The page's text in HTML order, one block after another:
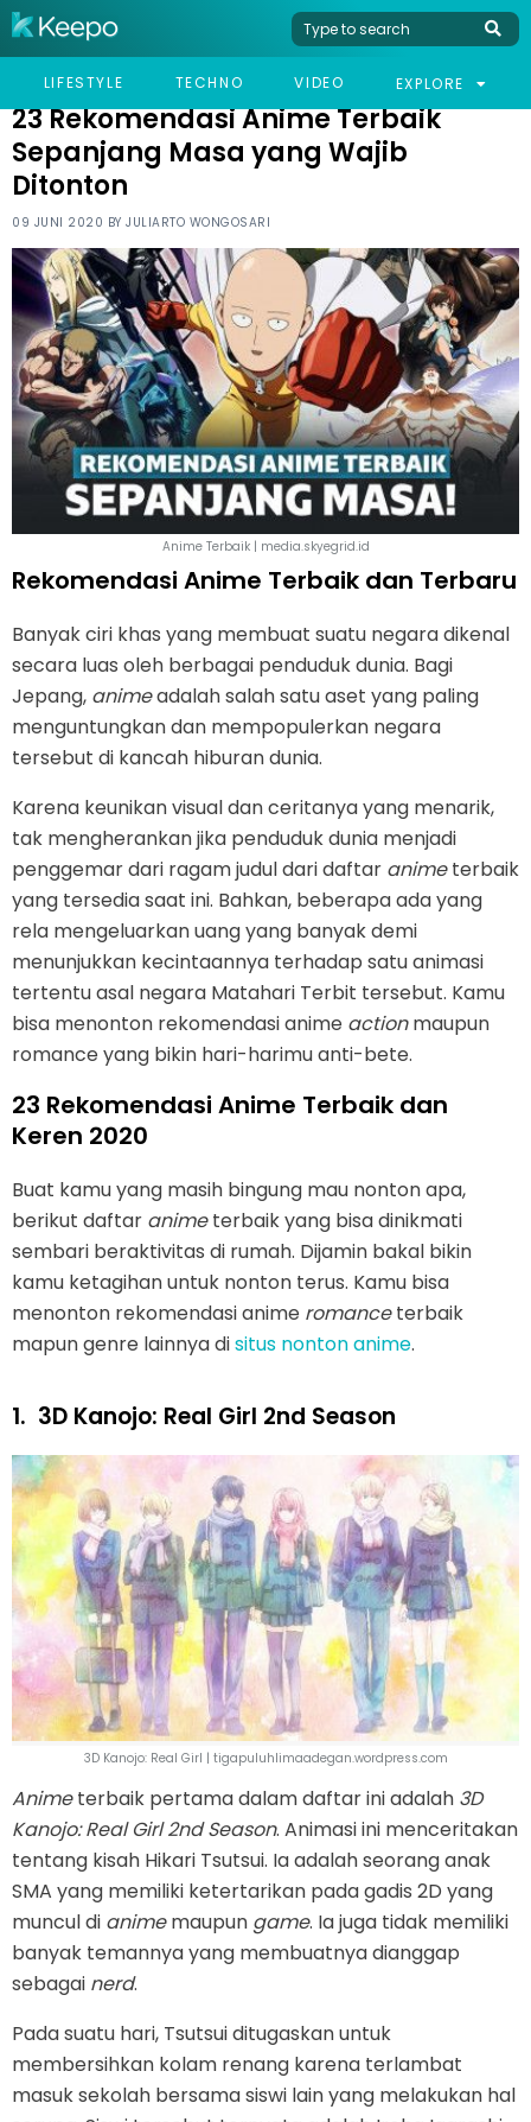
LIFESTYLE TECHNO VIDEO EXPLORE
HOME LIFESTYLE
23 REKOMENDASI ANIME TERBAIK SEPANJANG MASA YANG
23 Rekomendasi Anime Terbaik
Sepanjang Masa yang Wajib
Ditonton
09 JUNI 2020 BY JULIARTO WONGOSARI
Anime Terbaik | media.skyegrid.id
Rekomendasi Anime Terbaik dan Terbaru
Banyak ciri khas yang membuat suatu negara dikenal
secara luas oleh berbagai penduduk dunia. Bagi
Jepang, animeadalah salah satu aset yang paling
menguntungkan dan mempopulerkan negara
tersebut di kancah hiburan dunia.
Karena keunikan visual dan ceritanya yang menarik,
tak mengherankan jika penduduk dunia menjadi
penggemar dari ragam judul dari daftar animeterbaik
yang tersedia saat ini. Bahkan, beberapa ada yang
rela mengeluarkan uang yang banyak demi
menunjukkan kecintaannya terhadap satu animasi
tertentu asal negara Matahari Terbit tersebut. Kamu
bisa menonton rekomendasi anime actionmaupun
romance yang bikin hari-harimu anti-bete.
23 Rekomendasi Anime Terbaik dan
Keren 2020
Buat kamu yang masih bingung mau nonton apa,
berikut daftar animeterbaik yang bisa dinikmati
sembari beraktivitas di rumah. Dijamin bakal bikin
kamu ketagihan untuk nonton terus. Kamu bisa
menonton rekomendasi anime romanceterbaik
mapun genre lainnya disitus nonton anime.
1. 3D Kanojo: Real Girl 2nd Season
3D Kanojo: Real Girl | tigapuluhlimaadegan.wordpress.com
Animeterbaik pertama dalam daftar ini adalah 3D
Kanojo: Real Girl 2nd Season. Animasi ini menceritakan
tentang kisah Hikari Tsutsui. Ia adalah seorang anak
SMA yang memiliki ketertarikan pada gadis 2D yang
muncul di animemaupun game. Ia juga tidak memiliki
banyak temannya yang membuatnya dianggap
sebagai nerd.
Pada suatu hari, Tsutsui ditugaskan untuk
membersihkan kolam renang karena terlambat
masuk sekolah bersama siswi lain yang melakukan hal